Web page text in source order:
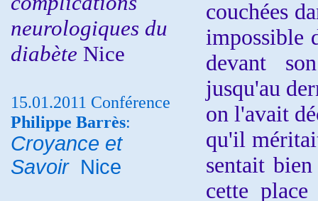
neurologiques du
diabète Nice
15.01.2011 Conférence
Philippe Barrès:
Croyance et
Savoir Nice
couchées
impossible
devant
jusqu'au
on l'avait
qu'il
sentait
cette